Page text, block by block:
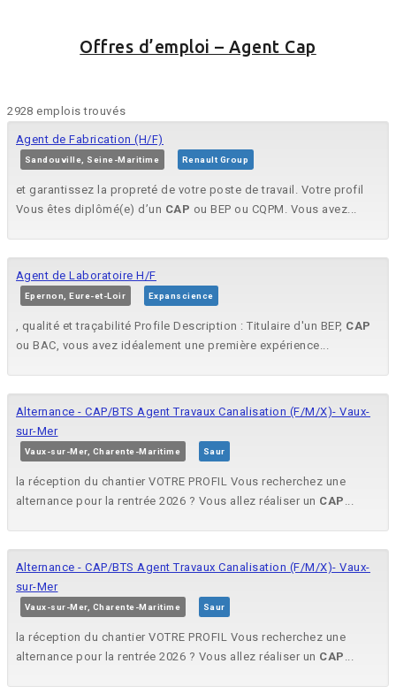
Offres d’emploi – Agent Cap
2928 emplois trouvés
Agent de Fabrication (H/F)
Sandouville, Seine-Maritime Renault Group
et garantissez la propreté de votre poste de travail. Votre profil
Vous êtes diplômé(e) d’un CAP ou BEP ou CQPM. Vous avez...
Agent de Laboratoire H/F
Epernon, Eure-et-Loir Expanscience
, qualité et traçabilité Profile Description : Titulaire d'un BEP, CAP
ou BAC, vous avez idéalement une première expérience...
Alternance - CAP/BTS Agent Travaux Canalisation (F/M/X)- Vaux-
sur-Mer
Vaux-sur-Mer, Charente-Maritime Saur
la réception du chantier VOTRE PROFIL Vous recherchez une
alternance pour la rentrée 2026 ? Vous allez réaliser un CAP ...
Alternance - CAP/BTS Agent Travaux Canalisation (F/M/X)- Vaux-
sur-Mer
Vaux-sur-Mer, Charente-Maritime Saur
la réception du chantier VOTRE PROFIL Vous recherchez une
alternance pour la rentrée 2026 ? Vous allez réaliser un CAP ...